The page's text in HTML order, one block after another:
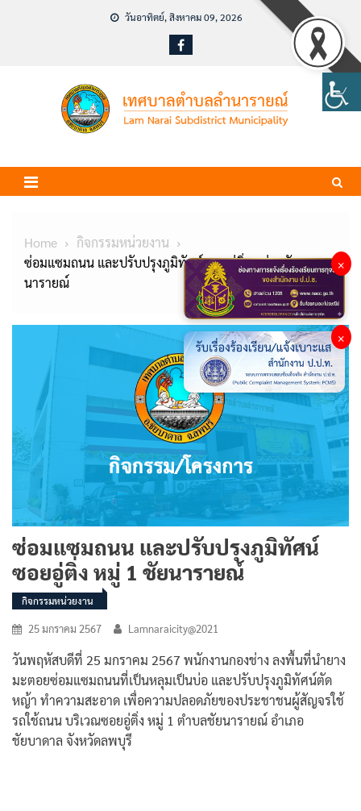
วันอาทิตย์, สิงหาคม 09, 2026
Home
กิจกรรมหน่วยงาน
ซ่อมแซมถนน และปรับปรุงภูมิทัศน์ ซอยอู่ติ่ง หมู่ 1 ชัย
นารายณ์
ซ่อมแซมถนน และปรับปรุงภูมิทัศน์
ซอยอู่ติ่ง หมู่ 1 ชัยนารายณ์
กิจกรรมหน่วยงาน
25 มกราคม 2567 Lamnaraicity@2021
วันพฤหัสบดีที่ 25 มกราคม 2567 พนักงานกองช่าง ลงพื้นที่นำยาง
มะตอยซ่อมแซมถนนที่เป็นหลุมเป็นบ่อ และปรับปรุงภูมิทัศน์ตัด
หญ้า ทำความสะอาด เพื่อความปลอดภัยของประชาชนผู้สัญจรใช้
รถใช้ถนน บริเวณซอยอู่ติ่ง หมู่ 1 ตำบลชัยนารายณ์ อำเภอ
ชัยบาดาล จังหวัดลพบุรี
×
×